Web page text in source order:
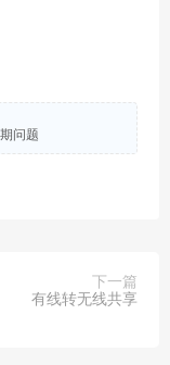
问题
下一篇
有线转无线共享